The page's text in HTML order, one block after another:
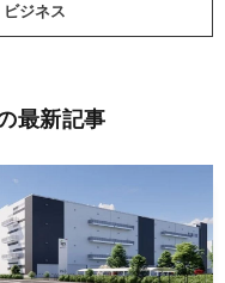
ジネス
最新記事